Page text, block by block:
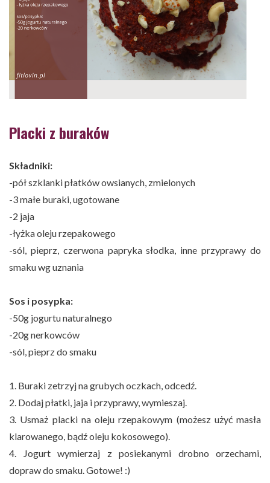
Placki z buraków
Składniki:
-pół szklanki płatków owsianych, zmielonych
-3 małe buraki, ugotowane
-2 jaja
-łyżka oleju rzepakowego
-sól, pieprz, czerwona papryka słodka, inne przyprawy do
smaku wg uznania
Sos i posypka:
-50g jogurtu naturalnego
-20g nerkowców
-sól, pieprz do smaku
1. Buraki zetrzyj na grubych oczkach, odcedź.
2. Dodaj płatki, jaja i przyprawy, wymieszaj.
3. Usmaż placki na oleju rzepakowym (możesz użyć masła
klarowanego, bądź oleju kokosowego).
4. Jogurt wymierzaj z posiekanymi drobno orzechami,
dopraw do smaku. Gotowe! :)